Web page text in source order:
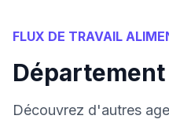
FLUX DE TRAVAIL
Découvrez d'autres